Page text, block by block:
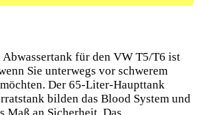
für den VW T5/T6 ist
Sie unterwegs vor schwerem
Der 65-Liter-Haupttank
bilden das Blood System und
Maß an Sicherheit. Das